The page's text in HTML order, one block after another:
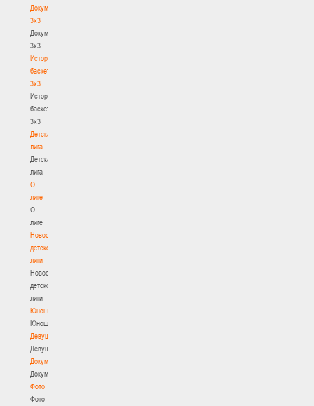
Документы
3х3
Документы
3х3
История
баскетбола
3х3
История
баскетбола
3х3
Детская
лига
Детская
лига
О
лиге
О
лиге
Новости
детской
лиги
Новости
детской
лиги
Юноши
Юноши
Девушки
Девушки
Документы
Документы
Фото
Фото